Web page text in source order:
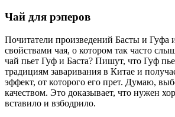
Чай для рэперов
Почитатели произведений Басты и Гуфа
свойствами чая, о котором так часто
чай пьет Гуф и Баста? Пишут, что Гуф
традициям заваривания в Китае и
эффект, от которого его прет. Думаю,
качеством. Это доказывает, что нужен
вставило и взбодрило.